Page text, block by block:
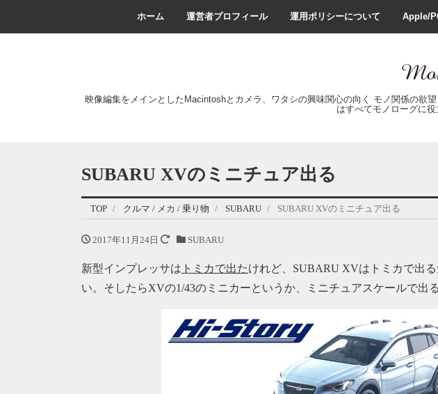
ホーム 運営者プロフィール 運用ポリシーについて Apple/
映像編集をメインとしたMacintoshとカメラ、ワタシの興味関心の向く モノ関係の
はすべてモノローグに
SUBARU XVのミニチュア出る
TOP クルマ / メカ / 乗り物 SUBARU SUBARU XVのミニチュア出る
2017年11月24日 SUBARU
新型インプレッサは トミカで出たけれど、SUBARU XVはトミカで出
い。そしたらXVの1/43のミニカーというか、ミニチュアスケールで出る